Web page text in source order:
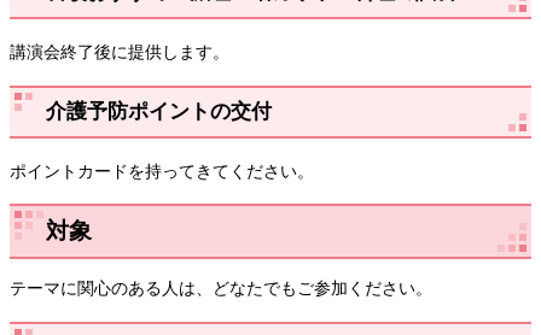
講演会終了後に提供します。
介護予防ポイントの交付
ポイントカードを持ってきてください。
対象
テーマに関心のある人は、どなたでもご参加ください。